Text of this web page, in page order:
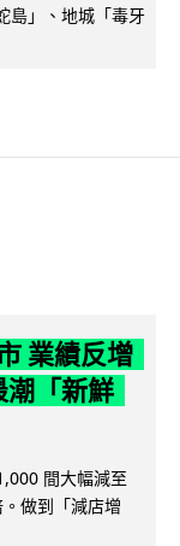
島」、地城「毒牙
業績反增
潮「新鮮
間大幅減至
做到「減店增